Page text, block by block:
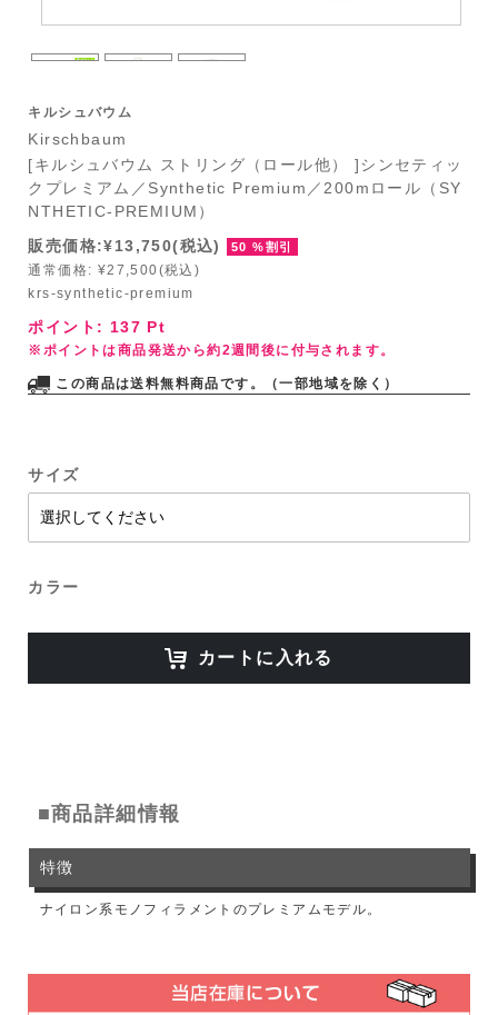
キルシュバウム
Kirschbaum
[キルシュバウム ストリング（ロール他） ]シンセティッ
クプレミアム／Synthetic Premium／200mロール（SY
NTHETIC-PREMIUM）
販売価格:¥13,750(税込)
50 %割引
通常価格: ¥27,500(税込)
krs-synthetic-premium
ポイント: 137 Pt
※ポイントは商品発送から約2週間後に付与されます。
この商品は送料無料商品です。（一部地域を除く）
サイズ
カラー
カートに入れる
■商品詳細情報
特徴
ナイロン系モノフィラメントのプレミアムモデル。